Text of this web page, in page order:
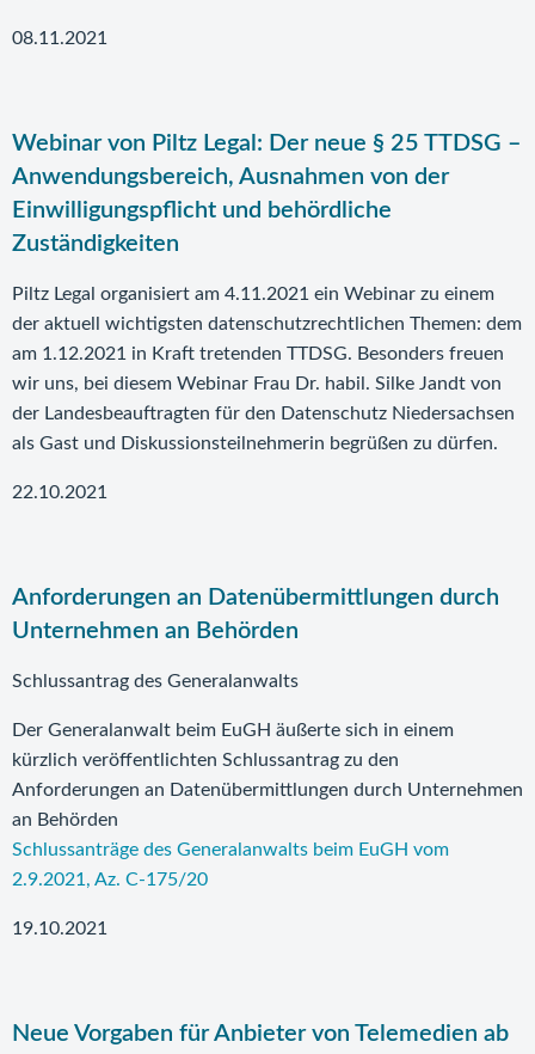
08.11.2021
Webinar von Piltz Legal: Der neue § 25 TTDSG –
Anwendungsbereich, Ausnahmen von der
Einwilligungspflicht und behördliche
Zuständigkeiten
Piltz Legal organisiert am 4.11.2021 ein Webinar zu einem
der aktuell wichtigsten datenschutzrechtlichen Themen: dem
am 1.12.2021 in Kraft tretenden TTDSG. Besonders freuen
wir uns, bei diesem Webinar Frau Dr. habil. Silke Jandt von
der Landesbeauftragten für den Datenschutz Niedersachsen
als Gast und Diskussionsteilnehmerin begrüßen zu dürfen.
22.10.2021
Anforderungen an Datenübermittlungen durch
Unternehmen an Behörden
Schlussantrag des Generalanwalts
Der Generalanwalt beim EuGH äußerte sich in einem
kürzlich veröffentlichten Schlussantrag zu den
Anforderungen an Datenübermittlungen durch Unternehmen
an Behörden
Schlussanträge des Generalanwalts beim EuGH vom
2.9.2021, Az. C-175/20
19.10.2021
Neue Vorgaben für Anbieter von Telemedien ab